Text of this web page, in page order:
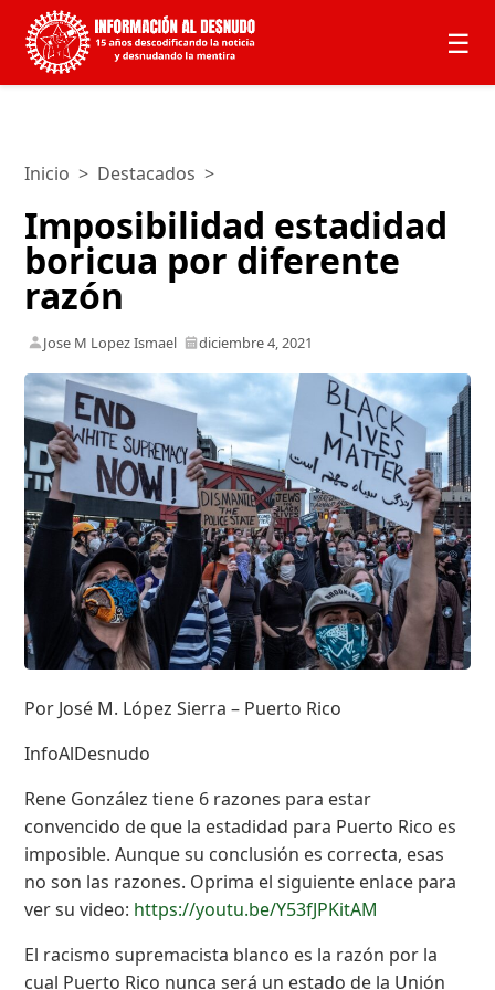
☰
Inicio > Destacados >
Imposibilidad estadidad
boricua por diferente
razón
Jose M Lopez Ismael diciembre 4, 2021
Por José M. López Sierra – Puerto Rico
InfoAlDesnudo
Rene González tiene 6 razones para estar
convencido de que la estadidad para Puerto Rico es
imposible. Aunque su conclusión es correcta, esas
no son las razones. Oprima el siguiente enlace para
ver su video: https://youtu.be/Y53fJPKitAM
El racismo supremacista blanco es la razón por la
cual Puerto Rico nunca será un estado de la Unión